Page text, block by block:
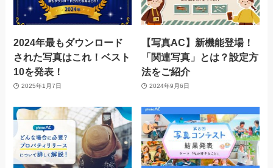
2024年最もダウンロード
された写真はこれ！ベスト
10を発表！
2025年1月7日
【写真AC】新機能登場！
「関連写真」とは？設定方
法をご紹介
2024年9月6日